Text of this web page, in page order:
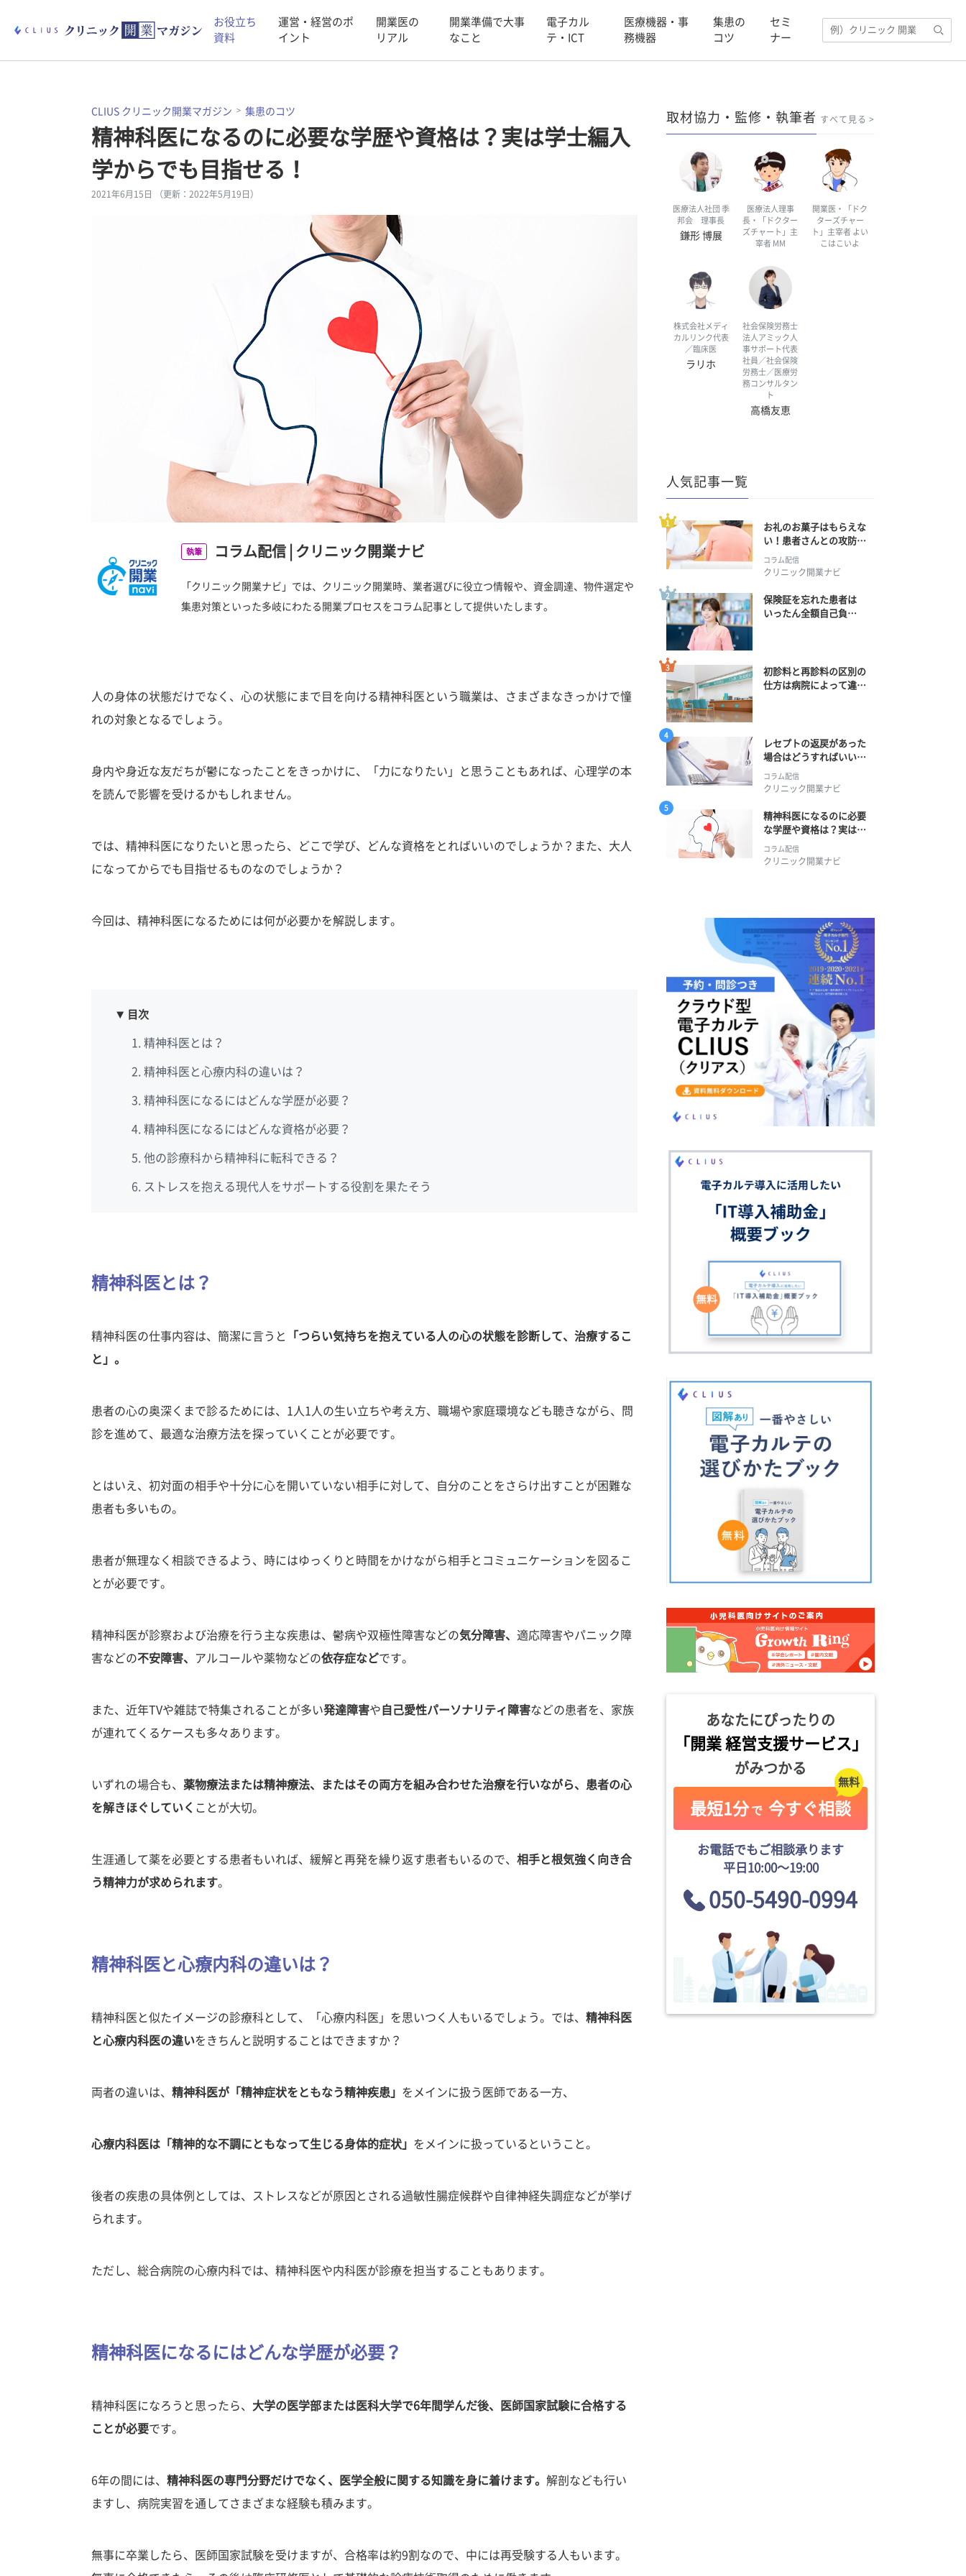
お役立ち
資料
運営・経営のポ
イント
開業医の
リアル
開業準備で大事
なこと
電子カル
テ・ICT
医療機器・事
務機器
集患の
コツ
セミ
ナー
CLIUS クリニック開業マガジン 集患のコツ
精神科医になるのに必要な学歴や資格は？実は学士編入
学からでも目指せる！
2021年6月15日 （更新：2022年5月19日）
執筆 コラム配信 クリニック開業ナビ
「クリニック開業ナビ」では、クリニック開業時、業者選びに役立つ情報や、資金調達、物件選定や
集患対策といった多岐にわたる開業プロセスをコラム記事として提供いたします。
人の身体の状態だけでなく、心の状態にまで目を向ける精神科医という職業は、さまざまなきっかけで憧
れの対象となるでしょう。
身内や身近な友だちが鬱になったことをきっかけに、「力になりたい」と思うこともあれば、心理学の本
を読んで影響を受けるかもしれません。
では、精神科医になりたいと思ったら、どこで学び、どんな資格をとればいいのでしょうか？また、大人
になってからでも目指せるものなのでしょうか？
今回は、精神科医になるためには何が必要かを解説します。
目次
精神科医とは？
精神科医と心療内科の違いは？
精神科医になるにはどんな学歴が必要？
精神科医になるにはどんな資格が必要？
他の診療科から精神科に転科できる？
ストレスを抱える現代人をサポートする役割を果たそう
精神科医とは？
精神科医の仕事内容は、簡潔に言うと
「つらい気持ちを抱えている人の心の状態を診断して、治療するこ
と」。
患者の心の奥深くまで診るためには、1人1人の生い立ちや考え方、職場や家庭環境なども聴きながら、問
診を進めて、最適な治療方法を探っていくことが必要です。
とはいえ、初対面の相手や十分に心を開いていない相手に対して、自分のことをさらけ出すことが困難な
患者も多いもの。
患者が無理なく相談できるよう、時にはゆっくりと時間をかけながら相手とコミュニケーションを図るこ
とが必要です。
精神科医が診察および治療を行う主な疾患は、鬱病や双極性障害などの気分障害、 適応障害やパニック障
害などの不安障害、 アルコールや薬物などの依存症などです。
また、近年TVや雑誌で特集されることが多い発達障害や 自己愛性パーソナリティ障害などの患者を、家族
が連れてくるケースも多々あります。
いずれの場合も、 薬物療法または精神療法、またはその両方を組み合わせた治療を行いながら、患者の心
を解きほぐしていく ことが大切。
生涯通して薬を必要とする患者もいれば、緩解と再発を繰り返す患者もいるので、 相手と根気強く向き合
う精神力が求められます。
精神科医と心療内科の違いは？
精神科医と似たイメージの診療科として、「心療内科医」を思いつく人もいるでしょう。では、 精神科医
と心療内科医の違いをきちんと説明することはできますか？
両者の違いは、 精神科医が「精神症状をともなう精神疾患」 をメインに扱う医師である一方、
心療内科医は「精神的な不調にともなって生じる身体的症状」 をメインに扱っているということ。
後者の疾患の具体例としては、ストレスなどが原因とされる過敏性腸症候群や自律神経失調症などが挙げ
られます。
ただし、総合病院の心療内科では、精神科医や内科医が診療を担当することもあります。
精神科医になるにはどんな学歴が必要？
精神科医になろうと思ったら、 大学の医学部または医科大学で6年間学んだ後、医師国家試験に合格する
ことが必要です。
6年の間には、 精神科医の専門分野だけでなく、医学全般に関する知識を身に着けます。 解剖なども行い
ますし、病院実習を通してさまざまな経験も積みます。
無事に卒業したら、医師国家試験を受けますが、合格率は約9割なので、中には再受験する人もいます。
取材協力・監修・執筆者 すべて見る
医療法人社団 季
邦会 理事長
鎌形 博展
医療法人理事
長・「ドクター
ズチャート」主
宰者 MM
開業医・「ドク
ターズチャー
ト」主宰者 よい
こはこいよ
株式会社メディ
カルリンク代表
／臨床医
ラリホ
社会保険労務士
法人アミック人
事サポート代表
社員／社会保険
労務士／医療労
務コンサルタン
ト
高橋友恵
人気記事一覧
お礼のお菓子はもらえな
い！患者さんとの攻防の
コラム配信
クリニック開業ナビ
保険証を忘れた患者は
いったん全額自己負
初診料と再診料の区別の
仕方は病院によって違
レセプトの返戻があった
場合はどうすればいい？
そのプロセスとは？
コラム配信
クリニック開業ナビ
精神科医になるのに必要
な学歴や資格は？実は学
士編入学からでも目指せ
る！
コラム配信
クリニック開業ナビ
あなたにぴったりの
「開業 経営支援サービス」
がみつかる
最短1分 で 今すぐ相談
お電話でもご相談承ります
平日10:00〜19:00
050-5490-0994